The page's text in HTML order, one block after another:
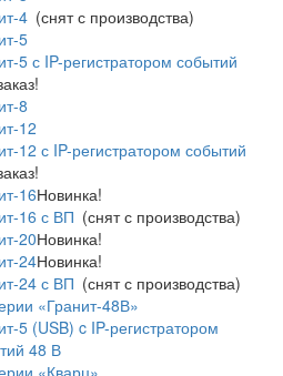
4 (снят с производства)
5
5 с IP-регистратором событий
8
12
12 с IP-регистратором событий
16Новинка!
16 с ВП (снят с производства)
20Новинка!
24Новинка!
24 с ВП (снят с производства)
«Гранит-48В»
5 (USB) c IP-регистратором
48 В